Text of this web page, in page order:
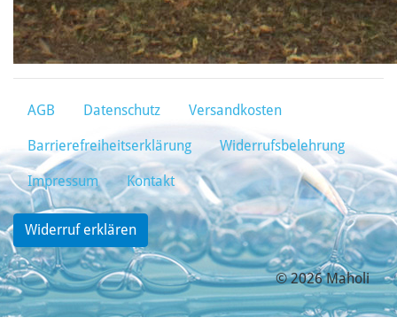
AGB Datenschutz Versandkosten
Barrierefreiheitserklärung Widerrufsbelehrung
Impressum Kontakt
Widerruf erklären
© 2026 Maholi